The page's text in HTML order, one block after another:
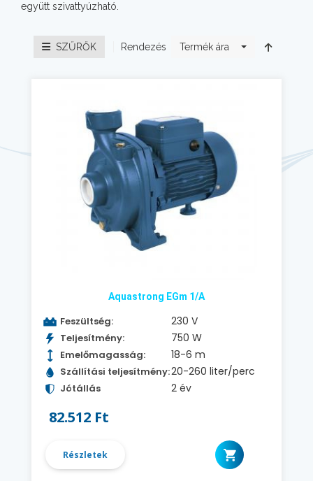
együtt szivattyúzható.
SZŰRŐK Rendezés Termék ára
Aquastrong EGm 1/A
Feszültség: 230 V
Teljesítmény: 750 W
Emelőmagasság: 18-6 m
Szállítási teljesítmény:20-260 liter/perc
Jótállás 2 év
82.512 Ft
Részletek